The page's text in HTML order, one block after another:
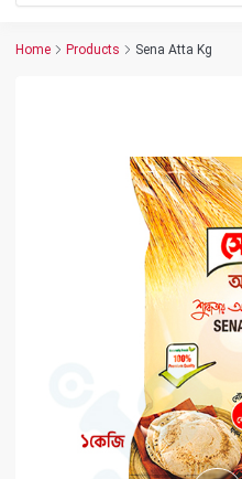
Home Products Sena Atta Kg